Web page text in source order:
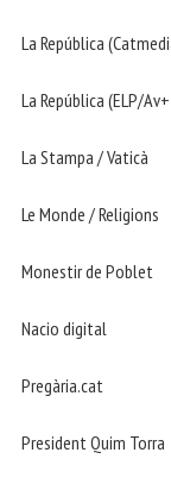
La República
La República (ELP/
La Stampa / Vaticà
Le Monde / Religions
Monestir de Poblet
Nacio digital
Pregària.cat
President Quim Torra